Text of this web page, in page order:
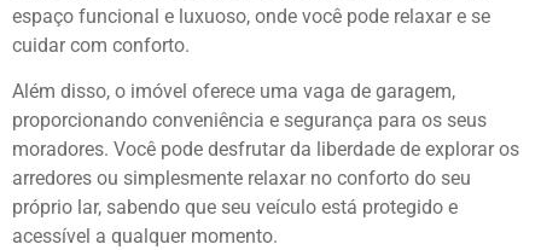
espaço funcional e luxuoso, onde você pode relaxar e se
cuidar com conforto.
Além disso, o imóvel oferece uma vaga de garagem,
proporcionando conveniência e segurança para os seus
moradores. Você pode desfrutar da liberdade de explorar os
arredores ou simplesmente relaxar no conforto do seu
próprio lar, sabendo que seu veículo está protegido e
acessível a qualquer momento.